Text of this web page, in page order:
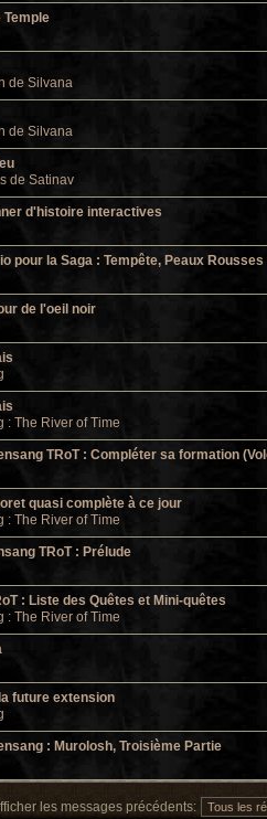
Temple
de Silvana
de Silvana
de Satinav
d'histoire interactives
pour la Saga : Tempête, Peaux Rousses
de l'oeil noir
: The River of Time
TRoT : Compléter sa formation
quasi complète à ce jour
: The River of Time
TRoT : Prélude
: Liste des Quêtes et Mini-quêtes
: The River of Time
future extension
: Murolosh, Troisième Partie
les messages précédents: